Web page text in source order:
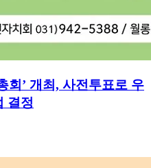
회’ 개최, 사전투표로 우
결정